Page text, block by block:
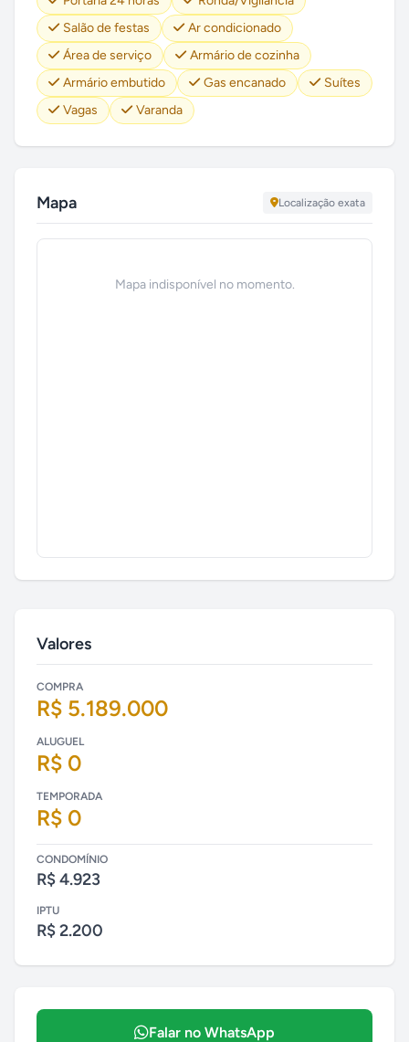
Salão de festas
Ar condicionado
Área de serviço
Armário de cozinha
Armário embutido
Gas encanado
Suítes
Vagas
Varanda
Mapa Localização exata
Mapa indisponível no momento.
Valores
COMPRA
R$ 5.189.000
ALUGUEL
R$ 0
TEMPORADA
R$ 0
CONDOMÍNIO
R$ 4.923
IPTU
R$ 2.200
Falar no WhatsApp